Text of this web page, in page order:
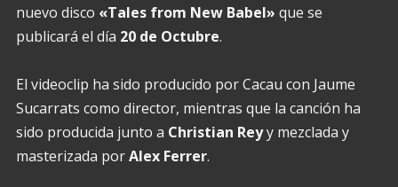
nuevo disco «Tales from New Babel» que se
publicará el día 20 de Octubre.
El videoclip ha sido producido por Cacau con Jaume
Sucarrats como director, mientras que la canción ha
sido producida junto a Christian Reyy mezclada y
masterizada porAlex Ferrer.